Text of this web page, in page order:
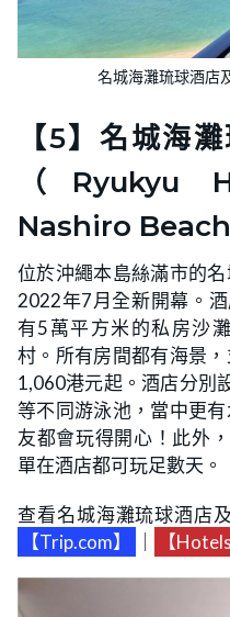
名城海灘琉球酒店
【5】名城海
（Ryukyu
Nashiro Beach
位於沖繩本島絲滿市的
2022年7月全新開幕。
有5萬平方米的私房沙
村。所有房間都有海景
1,060港元起。酒店分別
等不同游泳池，當中更
友都會玩得開心！此外
單在酒店都可玩足數天。
查看名城海灘琉球酒店
【Trip.com】
【